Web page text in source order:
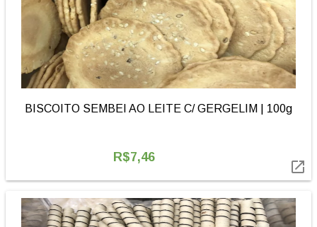
BISCOITO SEMBEI AO LEITE C/ GERGELIM | 100g
R$7,46
